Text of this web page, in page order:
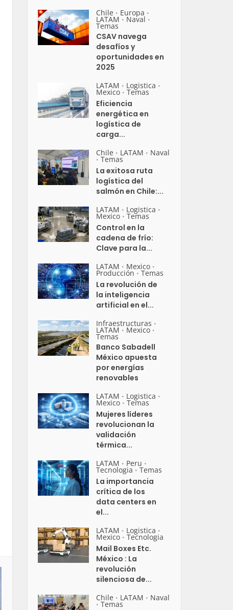
Chile • Europa •
LATAM • Naval •
Temas
CSAV navega
desafíos y
oportunidades en
2025
LATAM • Logistica •
Mexico • Temas
Eficiencia
energética en
logística de
carga...
Chile • LATAM • Naval
• Temas
La exitosa ruta
logística del
salmón en Chile:...
LATAM • Logistica •
Mexico • Temas
Control en la
cadena de frío:
Clave para la...
LATAM • Mexico •
Producción • Temas
La revolución de
la inteligencia
artificial en el...
Infraestructuras •
LATAM • Mexico •
Temas
Banco Sabadell
México apuesta
por energías
renovables
LATAM • Logistica •
Mexico • Temas
Mujeres líderes
revolucionan la
validación
térmica...
LATAM • Peru •
Tecnologia • Temas
La importancia
crítica de los
data centers en
el...
LATAM • Logistica •
Mexico • Tecnologia
Mail Boxes Etc.
México : La
revolución
silenciosa de...
Chile • LATAM • Naval
• Temas